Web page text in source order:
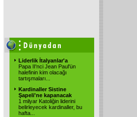
Liderlik İtalyanlar'a
Papa II'nci Jean Paul'ün
halefinin kim olacağı
tartışmaları...
Kardinaller Sistine
Şapeli'ne kapanacak
1 milyar Katoliğin liderini
belirleyecek kardinaller, bu
hafta...